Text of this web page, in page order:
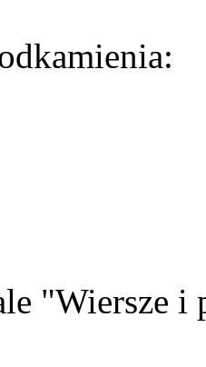
"Wiersze i